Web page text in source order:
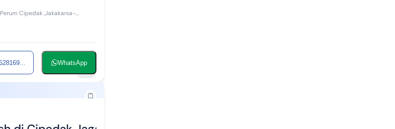
Cipedak ,Jakakarsa-
WhatsApp